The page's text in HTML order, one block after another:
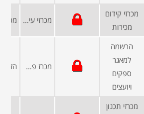
מכרזי קידום
מכירות
מכרזי עיריות ומועצות
הרשמה
למאגר
ספקים
ויועצים
מכרז פרטי
מכרזי תכנון